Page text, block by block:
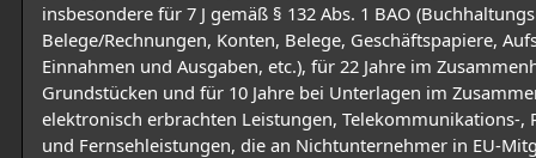
insbesondere für 7 J gemäß § 132 Abs. 1 BAO
Belege/Rechnungen, Konten, Belege, Geschäftspapiere,
Einnahmen und Ausgaben, etc.), für 22 Jahre im
Grundstücken und für 10 Jahre bei Unterlagen im
elektronisch erbrachten Leistungen, Telekommunikations-,
und Fernsehleistungen, die an Nichtunternehmer in EU-